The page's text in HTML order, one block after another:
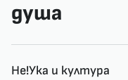
душа
Не!Ука и култура